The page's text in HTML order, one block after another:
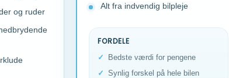
og ruder
Alt fra indvendig bilpleje
FORDELE
Bedste værdi for pengene
Synlig forskel på hele bilen